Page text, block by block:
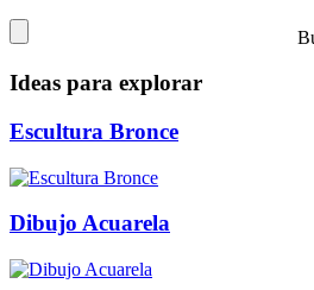
Ideas para explorar
Escultura Bronce
Dibujo Acuarela